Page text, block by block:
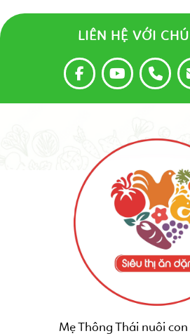
LIÊN HỆ VỚI
Mẹ Thông Thái nuôi